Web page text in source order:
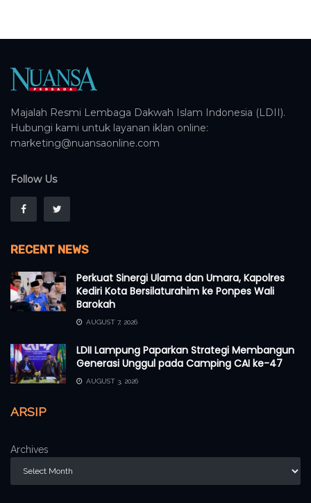
Majalah Resmi Lembaga Dakwah Islam Indonesia (LDII).
Hubungi kami untuk layanan iklan online:
marketing@nuansaonline.com
Follow Us
RECENT NEWS
Perkuat Sinergi Ulama dan Umara, Kapolres
Kediri Kota Bersilaturahim ke Ponpes Wali
Barokah
AUGUST 7, 2026
LDII Lampung Paparkan Strategi Membangun
Generasi Unggul pada Camping CAI ke-47
AUGUST 3, 2026
ARSIP
Archives